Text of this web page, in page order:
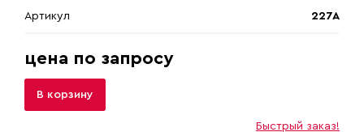
Артикул 227A
цена по запросу
В корзину
Быстрый заказ!